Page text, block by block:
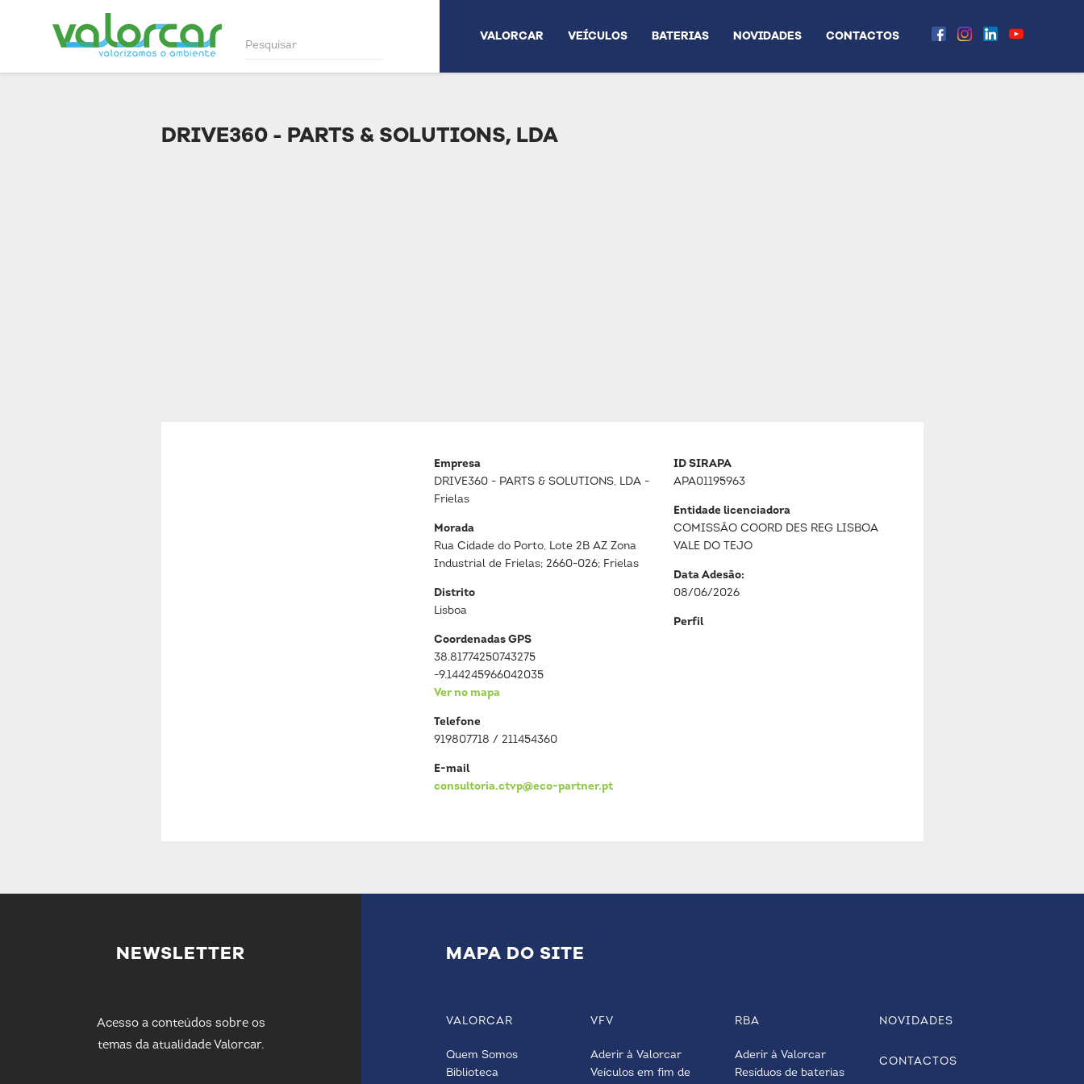
VALORCAR VEÍCULOS BATERIAS NOVIDADES CONTACTOS
DRIVE360 - PARTS & SOLUTIONS, LDA
Empresa
DRIVE360 - PARTS & SOLUTIONS, LDA -
Frielas
Morada
Rua Cidade do Porto, Lote 2B AZ Zona
Industrial de Frielas; 2660-026; Frielas
Distrito
Lisboa
Coordenadas GPS
38.81774250743275
-9.144245966042035
Ver no mapa
Telefone
919807718 / 211454360
E-mail
consultoria.ctvp@eco-partner.pt
ID SIRAPA
APA01195963
Entidade licenciadora
COMISSÃO COORD DES REG LISBOA
VALE DO TEJO
Data Adesão:
08/06/2026
Perfil
NEWSLETTER
Acesso a conteúdos sobre os
temas da atualidade Valorcar.
MAPA DO SITE
VALORCAR
Quem Somos
Biblioteca
VFV
Aderir à Valorcar
Veículos em fim de
RBA
Aderir à Valorcar
Resíduos de baterias
NOVIDADES
CONTACTOS